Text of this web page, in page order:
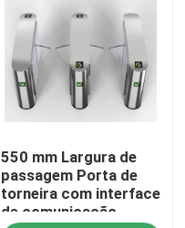
550 mm Largura de
passagem Porta de
torneira com interface
de comunicação